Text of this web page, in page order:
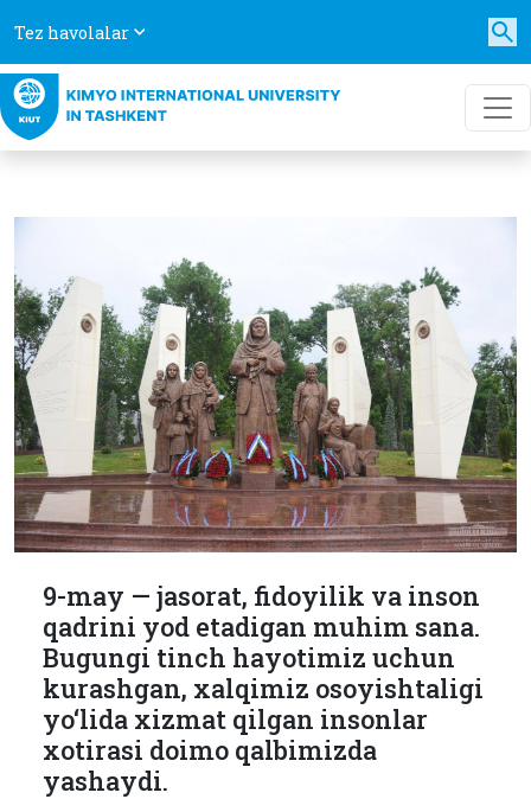
Tez havolalar
9-may — jasorat, fidoyilik va inson
qadrini yod etadigan muhim sana.
Bugungi tinch hayotimiz uchun
kurashgan, xalqimiz osoyishtaligi
yo‘lida xizmat qilgan insonlar
xotirasi doimo qalbimizda
yashaydi.